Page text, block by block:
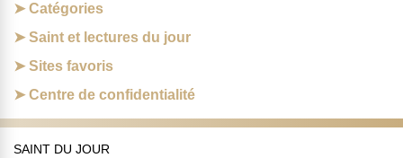
Catégories
Saint et lectures du jour
Sites favoris
Centre de confidentialité
SAINT DU JOUR